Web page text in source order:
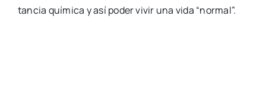
tan­cia quí­mi­ca y así poder vivir una vida “nor­mal”.